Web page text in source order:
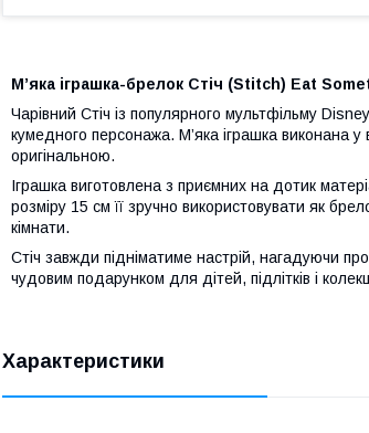
М’яка іграшка-брелок Стіч (Stitch) Eat
Чарівний Стіч із популярного мультфільму
кумедного персонажа. М’яка іграшка виконана
оригінальною.
Іграшка виготовлена з приємних на дотик
розміру 15 см її зручно використовувати як
кімнати.
Стіч завжди підніматиме настрій, нагадуючи
чудовим подарунком для дітей, підлітків і
Характеристики